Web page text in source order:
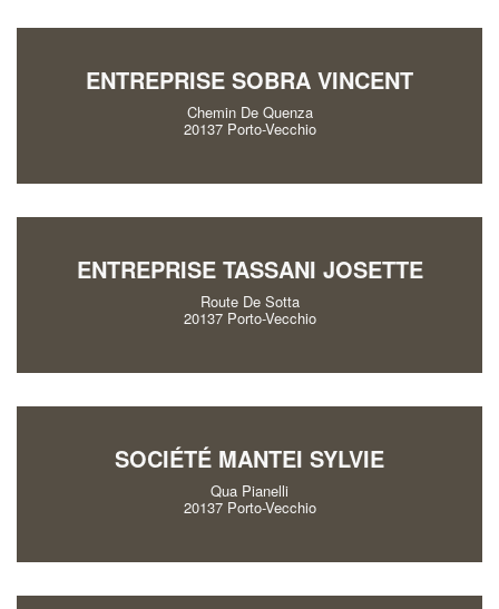
ENTREPRISE SOBRA VINCENT
Chemin De Quenza
20137 Porto-Vecchio
ENTREPRISE TASSANI JOSETTE
Route De Sotta
20137 Porto-Vecchio
SOCIÉTÉ MANTEI SYLVIE
Qua Pianelli
20137 Porto-Vecchio